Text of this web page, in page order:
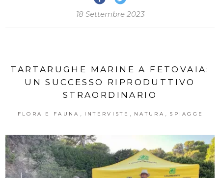
18 Settembre 2023
TARTARUGHE MARINE A FETOVAIA:
UN SUCCESSO RIPRODUTTIVO
STRAORDINARIO
FLORA E FAUNA , INTERVISTE , NATURA , SPIAGGE